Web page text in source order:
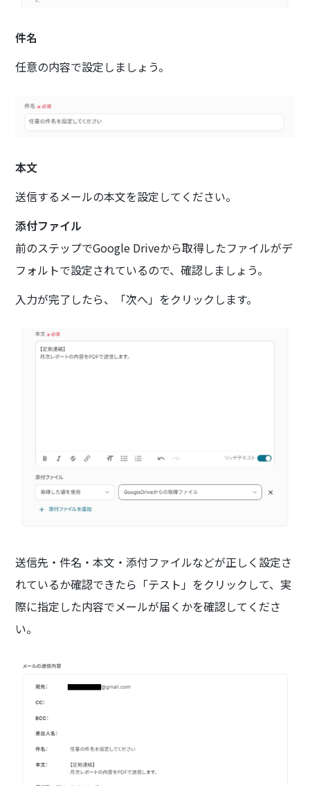
件名
任意の内容で設定しましょう。
本文
送信するメールの本文を設定してください。
添付ファイル
前のステップでGoogle Driveから取得したファイルがデ
フォルトで設定されているので、確認しましょう。
入力が完了したら、「次へ」をクリックします。
送信先・件名・本文・添付ファイルなどが正しく設定さ
れているか確認できたら「テスト」をクリックして、実
際に指定した内容でメールが届くかを確認してくださ
い。